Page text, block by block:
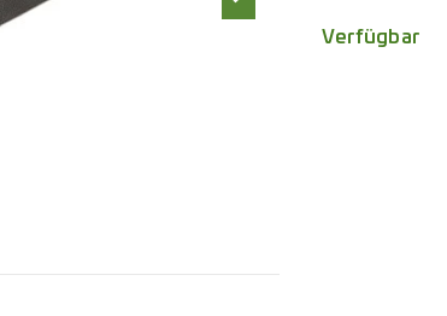
Verfügbar